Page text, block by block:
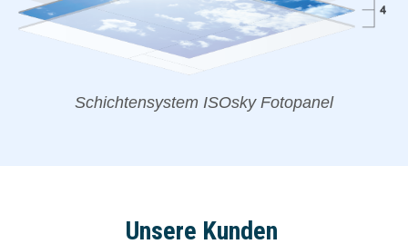
Schichtensystem ISOsky Fotopanel